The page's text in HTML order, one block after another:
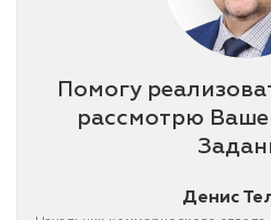
Помогу
рассмотрю Ваше
Денис